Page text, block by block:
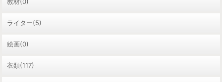
ライター(5)
絵画(0)
衣類(117)